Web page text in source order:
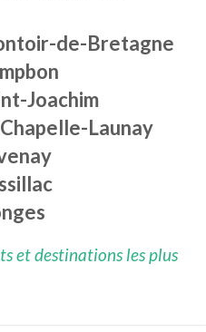
de-Bretagne
Joachim
Launay
et destinations les plus